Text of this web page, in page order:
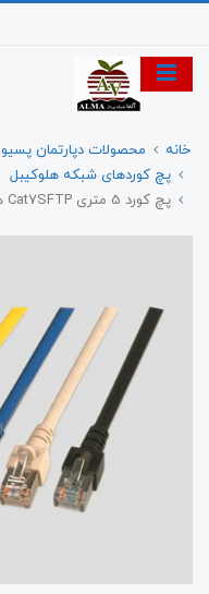
خانه محصولات دپارتمان پسیو
پچ کوردهای شبکه هلوکیبل
پچ کورد 5 متری Cat7SFTP هلوکیبل 802383